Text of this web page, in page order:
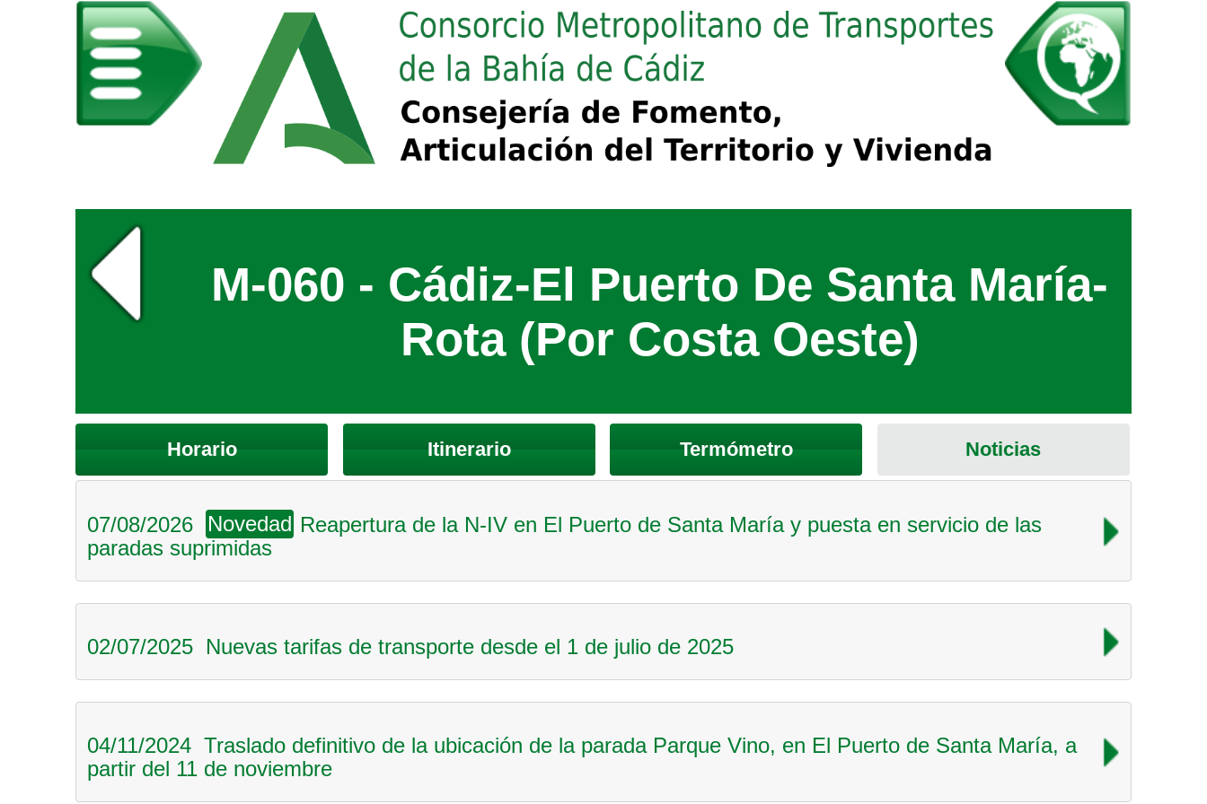
M-060 - Cádiz-El Puerto De Santa María-
Rota (Por Costa Oeste)
Horario Itinerario Termómetro Noticias
07/08/2026 Novedad Reapertura de la N-IV en El Puerto de Santa María y puesta en servicio de las
paradas suprimidas
02/07/2025 Nuevas tarifas de transporte desde el 1 de julio de 2025
04/11/2024 Traslado definitivo de la ubicación de la parada Parque Vino, en El Puerto de Santa María, a
partir del 11 de noviembre